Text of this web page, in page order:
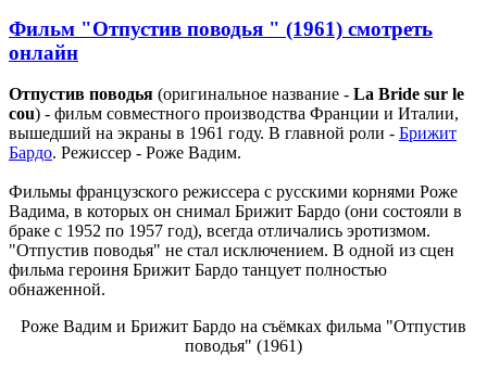
Фильм "Отпустив поводья " (1961) смотреть
онлайн
Отпустив поводья (оригинальное название - La Bride sur le
cou) - фильм совместного производства Франции и Италии,
вышедший на экраны в 1961 году. В главной роли - Брижит
Бардо. Режиссер - Роже Вадим.
Фильмы французского режиссера с русскими корнями Роже
Вадима, в которых он снимал Брижит Бардо (они состояли в
браке с 1952 по 1957 год), всегда отличались эротизмом.
"Отпустив поводья" не стал исключением. В одной из сцен
фильма героиня Брижит Бардо танцует полностью
обнаженной.
Роже Вадим и Брижит Бардо на съёмках фильма "Отпустив
поводья" (1961)